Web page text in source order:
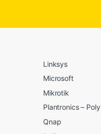
Linksys
Microsoft
Mikrotik
Plantronics – Poly
Qnap